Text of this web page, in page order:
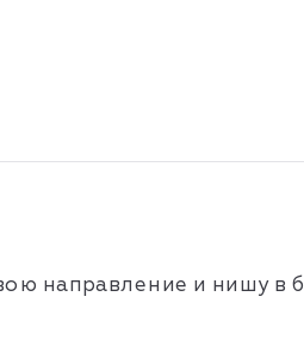
направление и нишу в